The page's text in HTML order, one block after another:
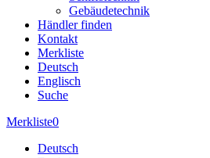
Gebäudetechnik
Händler finden
Kontakt
Merkliste
Deutsch
Englisch
Suche
Merkliste0
Deutsch